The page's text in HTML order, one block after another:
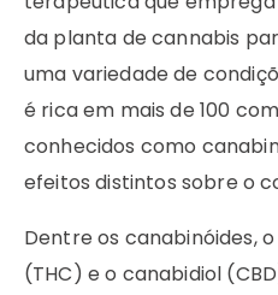
da planta de cannabis
uma variedade de
é rica em mais de 100
conhecidos como
efeitos distintos sobre o
Dentre os canabinóides,
(THC) e o canabidiol